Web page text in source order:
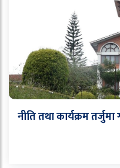
नीति तथा कार्यक्रम तर्जुमा